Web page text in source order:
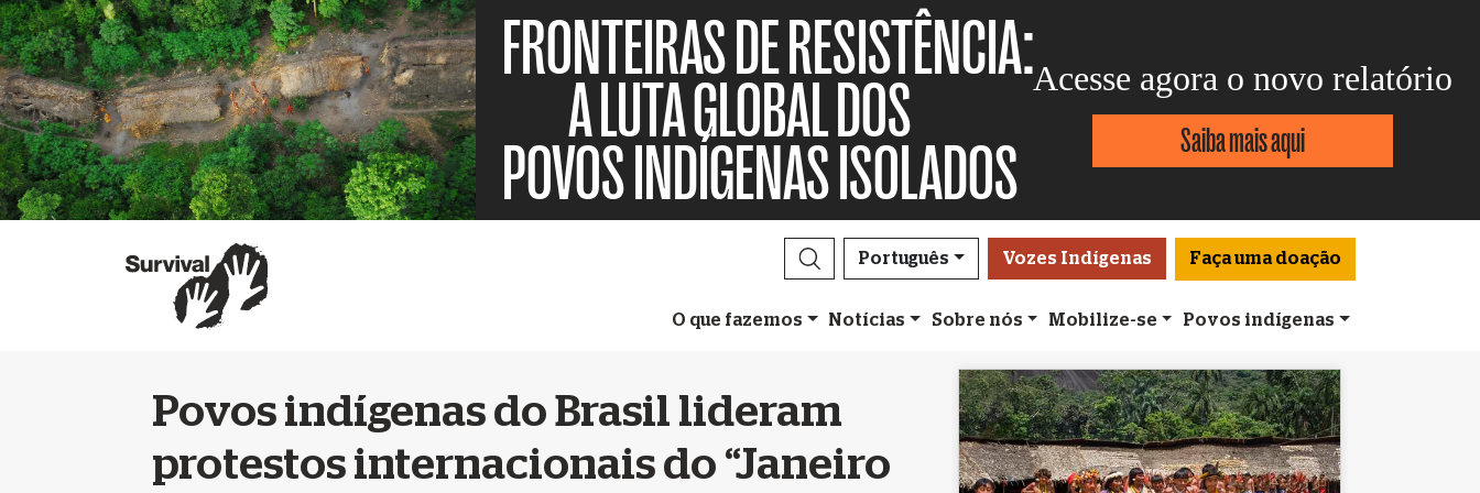
FRONTEIRAS DE RESISTÊNCIA:
A LUTA GLOBAL DOS
POVOS INDÍGENAS ISOLADOS
Acesse agora o novo relatório
Saiba mais aqui
Português Vozes Indígenas Faça uma doação
O que fazemos Notícias Sobre nós Mobilize-se Povos indígenas
Povos indígenas do Brasil lideram
protestos internacionais do “Janeiro